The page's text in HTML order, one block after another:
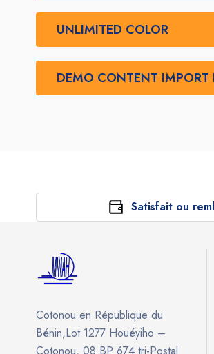
UNLIMITED COLOR
DEMO CONTENT IMPORT
Satisfait ou
Cotonou en République du
Bénin,Lot 1277 Houéyiho –